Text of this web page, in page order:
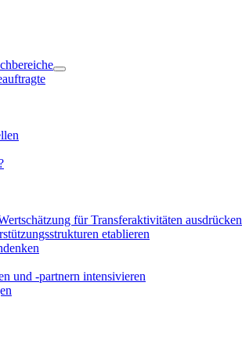
für Transferaktivitäten ausdrücken
etablieren
und -partnern intensivieren